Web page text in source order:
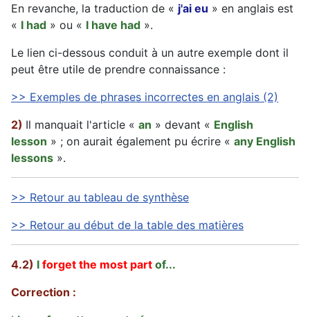
En revanche, la traduction de « j'ai eu » en anglais est
« I had » ou « I have had ».
Le lien ci-dessous conduit à un autre exemple dont il
peut être utile de prendre connaissance :
>> Exemples de phrases incorrectes en anglais (2)
2) Il manquait l'article « an » devant « English
lesson » ; on aurait également pu écrire « any English
lessons ».
>> Retour au tableau de synthèse
>> Retour au début de la table des matières
4.2) I forget the most part of...
Correction :